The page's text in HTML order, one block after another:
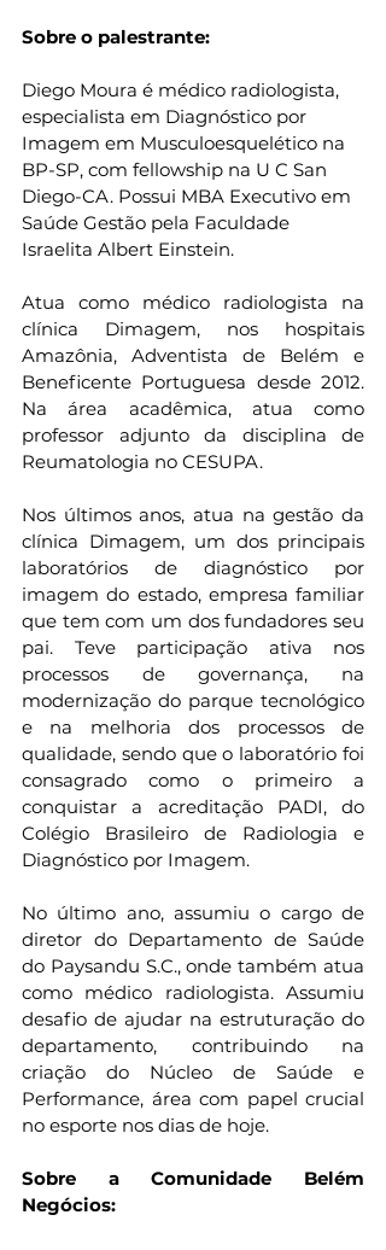
Sobre o palestrante:
Diego Moura é médico radiologista,
especialista em Diagnóstico por
Imagem em Musculoesquelético na
BP-SP, com fellowship na U C San
Diego-CA. Possui MBA Executivo em
Saúde Gestão pela Faculdade
Israelita Albert Einstein.
Atua como médico radiologista na
clínica Dimagem, nos hospitais
Amazônia, Adventista de Belém e
Beneficente Portuguesa desde 2012.
Na área acadêmica, atua como
professor adjunto da disciplina de
Reumatologia no CESUPA.
Nos últimos anos, atua na gestão da
clínica Dimagem, um dos principais
laboratórios de diagnóstico por
imagem do estado, empresa familiar
que tem com um dos fundadores seu
pai. Teve participação ativa nos
processos de governança, na
modernização do parque tecnológico
e na melhoria dos processos de
qualidade, sendo que o laboratório foi
consagrado como o primeiro a
conquistar a acreditação PADI, do
Colégio Brasileiro de Radiologia e
Diagnóstico por Imagem.
No último ano, assumiu o cargo de
diretor do Departamento de Saúde
do Paysandu S.C., onde também atua
como médico radiologista. Assumiu
desafio de ajudar na estruturação do
departamento, contribuindo na
criação do Núcleo de Saúde e
Performance, área com papel crucial
no esporte nos dias de hoje.
Sobre a Comunidade Belém
Negócios: